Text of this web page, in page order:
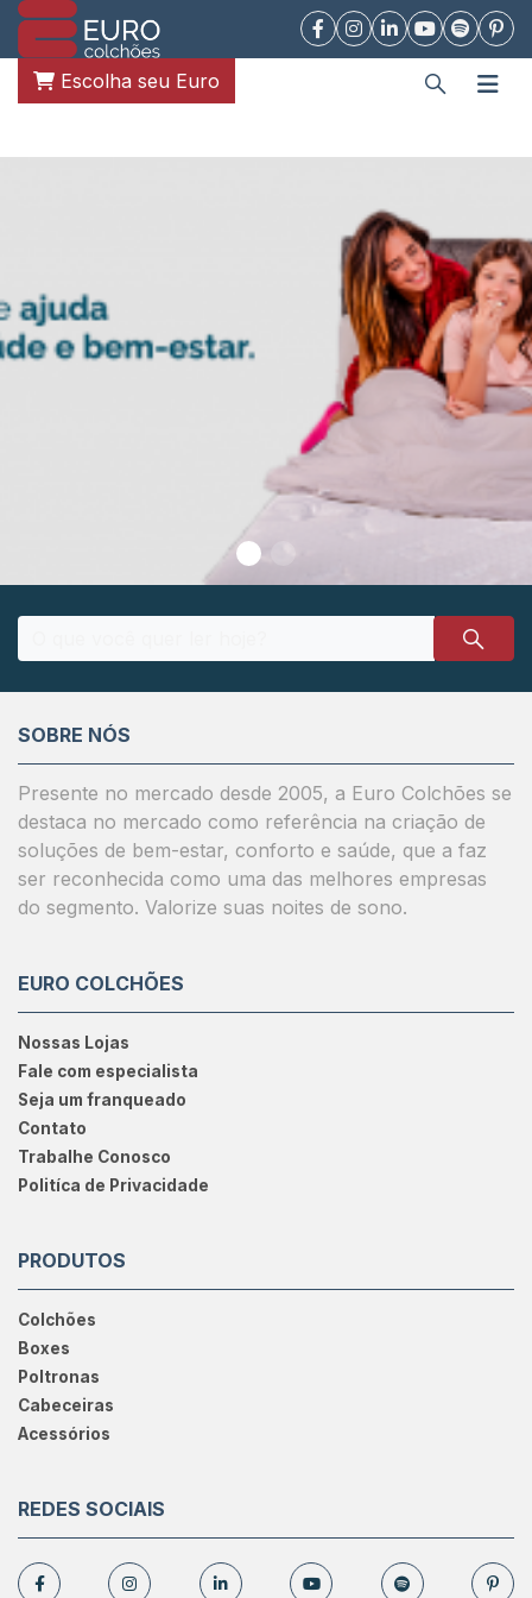
Escolha seu Euro
SOBRE NÓS
Presente no mercado desde 2005, a Euro Colchões se
destaca no mercado como referência na criação de
soluções de bem-estar, conforto e saúde, que a faz
ser reconhecida como uma das melhores empresas
do segmento. Valorize suas noites de sono.
EURO COLCHÕES
Nossas Lojas
Fale com especialista
Seja um franqueado
Contato
Trabalhe Conosco
Politíca de Privacidade
PRODUTOS
Colchões
Boxes
Poltronas
Cabeceiras
Acessórios
REDES SOCIAIS